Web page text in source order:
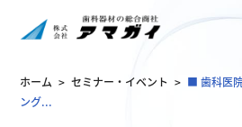
ホーム > セミナー・イベント > ■ 歯科医
ング...